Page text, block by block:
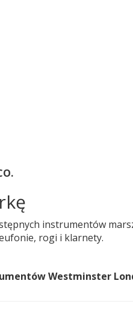
instrumentów
rogi i klarnety.
Westminster